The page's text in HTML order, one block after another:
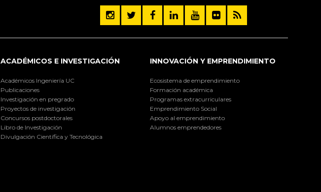
ACADÉMICOS E INVESTIGACIÓN
Académicos Ingeniería UC
Publicaciones
Investigación en pregrado
Proyectos de investigación
Concursos postdoctorales
Libro de Investigación
Divulgación Científica y Tecnológica
INNOVACIÓN Y EMPRENDIMIENTO
Ecosistema de emprendimiento
Formación académica
Programas extracurriculares
Emprendimiento Social
Apoyo al emprendimiento
Alumnos emprendedores